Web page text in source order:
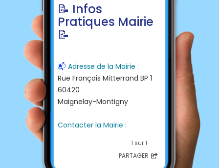
📝 Infos
Pratiques Mairie
📝
📬 Adresse de la Mairie :
Rue François Mitterrand BP 1
60420
Maignelay-Montigny
Contacter la Mairie :
1 sur 1
PARTAGER